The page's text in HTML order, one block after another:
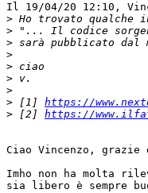
Il 19/04/20 12:10,
>
>
>
>
>
>
>
> [1] https://
> [2] https://
Ciao Vincenzo,
Imho non ha molta
sia libero è sempre